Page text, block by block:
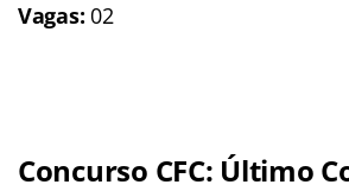
Vagas: 02
Concurso CFC: Último